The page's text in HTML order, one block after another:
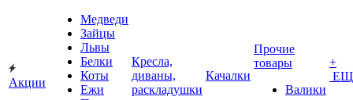
Акции
Медведи
Зайцы
Львы
Белки
Коты
Ежи
Кресла,
диваны,
раскладушки
Качалки
Прочие
товары
Валики
+